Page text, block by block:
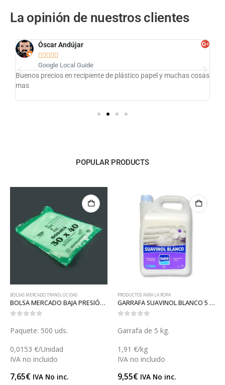
La opinión de nuestros clientes
Óscar Andújar
    
Google Local Guide
Buenos precios en recipiente de plástico papel y muchas cosas
mas
POPULAR PRODUCTS
BOLSAS MERCADO TRANSLÚCIDAS
BOLSA MERCADO BAJA PRESIÓN 30 (B018)
Paquete: 500 uds.
0,0153 €/Unidad
IVA no incluido
7,65€ IVA No inc.
PRODUCTOS PARA LA ROPA
GARRAFA SUAVINOL BLANCO 5 (L054B)
Garrafa de 5 kg.
1,91 €/kg
IVA no incluido
9,55€ IVA No inc.